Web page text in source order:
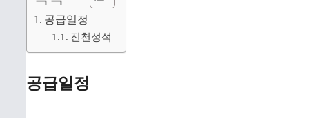
공급일정
진천성석
공급일정